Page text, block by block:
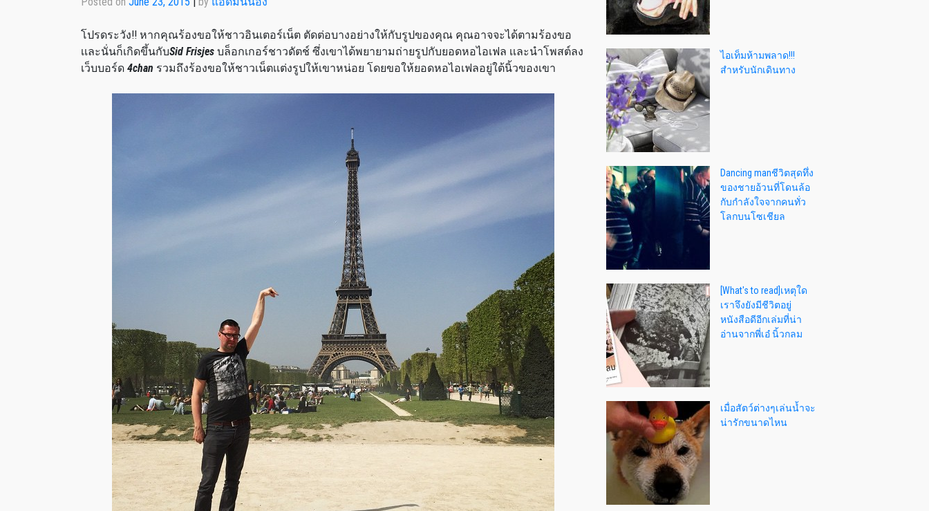
โปรดระวัง!! หากคุณร้องขอให้ชาวอินเตอร์เน็ต ตัดต่อบางอย่างให้กับรูปของคุณ คุณอาจจะได้ตามร้องขอ
เเละนั่นก็เกิดขึ้นกับSid Frisjes บล็อกเกอร์ชาวดัตช์ ซึ่งเขาได้พยายามถ่ายรูปกับยอดหอไอเฟล เเละนำโพสต์ลง
เว็บบอร์ด 4chan รวมถึงร้องขอให้ชาวเน็ตเเต่งรูปให้เขาหน่อย โดยขอให้ยอดหอไอเฟลอยู่ใต้นิ้วของเขา
ไอเท็มห้ามพลาด!!!
สำหรับนักเดินทาง
Dancing manชีวิตสุดทึ่ง
ของชายอ้วนที่โดนล้อ
กับกำลังใจจากคนทั่ว
โลกบนโซเชียล
[What's to read]เหตุใด
เราจึงยังมีชีวิตอยู่
หนังสือดีอีกเล่มที่น่า
อ่านจากพี่เอ๋ นิ้วกลม
เมื่อสัตว์ต่างๆเล่นน้ำจะ
น่ารักขนาดไหน